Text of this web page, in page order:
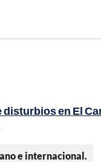
en El
e internacional.